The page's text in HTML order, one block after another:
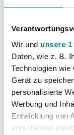
Wir und unsere
Daten, wie z. B.
Technologien
Gerät zu
personalisierte
Werbung und
Entwicklung von
entscheiden
Nachwuchs
Profis
Ticketing
Unkategorisiert